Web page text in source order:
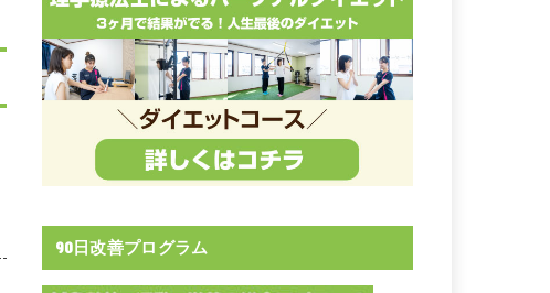
90日改善プログラム